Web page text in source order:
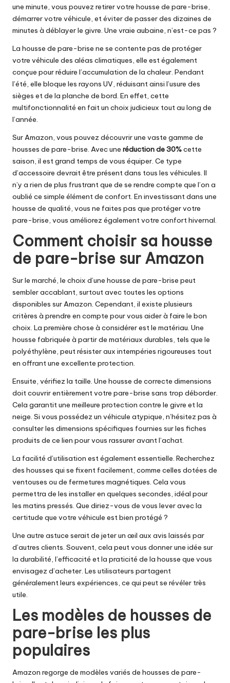
une minute, vous pouvez retirer votre housse de pare-brise,
démarrer votre véhicule, et éviter de passer des dizaines de
minutes à déblayer le givre. Une vraie aubaine, n’est-ce pas ?
La housse de pare-brise ne se contente pas de protéger
votre véhicule des aléas climatiques, elle est également
conçue pour réduire l’accumulation de la chaleur. Pendant
l’été, elle bloque les rayons UV, réduisant ainsi l’usure des
sièges et de la planche de bord. En effet, cette
multifonctionnalité en fait un choix judicieux tout au long de
l’année.
Sur Amazon, vous pouvez découvrir une vaste gamme de
housses de pare-brise. Avec une réduction de 30%cette
saison, il est grand temps de vous équiper. Ce type
d’accessoire devrait être présent dans tous les véhicules. Il
n’y a rien de plus frustrant que de se rendre compte que l’on a
oublié ce simple élément de confort. En investissant dans une
housse de qualité, vous ne faites pas que protéger votre
pare-brise, vous améliorez également votre confort hivernal.
Comment choisir sa housse
de pare-brise sur Amazon
Sur le marché, le choix d’une housse de pare-brise peut
sembler accablant, surtout avec toutes les options
disponibles sur Amazon. Cependant, il existe plusieurs
critères à prendre en compte pour vous aider à faire le bon
choix. La première chose à considérer est le matériau. Une
housse fabriquée à partir de matériaux durables, tels que le
polyéthylène, peut résister aux intempéries rigoureuses tout
en offrant une excellente protection.
Ensuite, vérifiez la taille. Une housse de correcte dimensions
doit couvrir entièrement votre pare-brise sans trop déborder.
Cela garantit une meilleure protection contre le givre et la
neige. Si vous possédez un véhicule atypique, n’hésitez pas à
consulter les dimensions spécifiques fournies sur les fiches
produits de ce lien pour vous rassurer avant l’achat.
La facilité d’utilisation est également essentielle. Recherchez
des housses qui se fixent facilement, comme celles dotées de
ventouses ou de fermetures magnétiques. Cela vous
permettra de les installer en quelques secondes, idéal pour
les matins pressés. Que diriez-vous de vous lever avec la
certitude que votre véhicule est bien protégé ?
Une autre astuce serait de jeter un œil aux avis laissés par
d’autres clients. Souvent, cela peut vous donner une idée sur
la durabilité, l’efficacité et la praticité de la housse que vous
envisagez d’acheter. Les utilisateurs partagent
généralement leurs expériences, ce qui peut se révéler très
utile.
Les modèles de housses de
pare-brise les plus
populaires
Amazon regorge de modèles variés de housses de pare-